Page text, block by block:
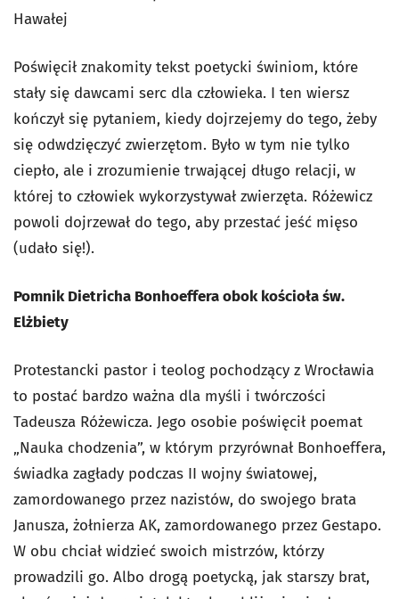
Hawałej
Poświęcił znakomity tekst poetycki świniom, które
stały się dawcami serc dla człowieka. I ten wiersz
kończył się pytaniem, kiedy dojrzejemy do tego, żeby
się odwdzięczyć zwierzętom. Było w tym nie tylko
ciepło, ale i zrozumienie trwającej długo relacji, w
której to człowiek wykorzystywał zwierzęta. Różewicz
powoli dojrzewał do tego, aby przestać jeść mięso
(udało się!).
Pomnik Dietricha Bonhoeffera obok kościoła św.
Elżbiety
Protestancki pastor i teolog pochodzący z Wrocławia
to postać bardzo ważna dla myśli i twórczości
Tadeusza Różewicza. Jego osobie poświęcił poemat
„Nauka chodzenia”, w którym przyrównał Bonhoeffera,
świadka zagłady podczas II wojny światowej,
zamordowanego przez nazistów, do swojego brata
Janusza, żołnierza AK, zamordowanego przez Gestapo.
W obu chciał widzieć swoich mistrzów, którzy
prowadzili go. Albo drogą poetycką, jak starszy brat,